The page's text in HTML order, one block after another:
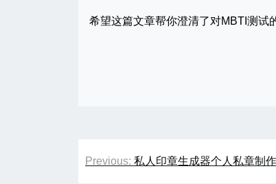
希望这篇文章帮你澄清了对MBTI测
文
Previous: 私人印章生成器个人私章制